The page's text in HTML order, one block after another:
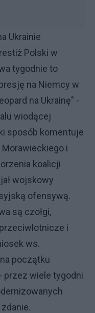
Ukrainie
Polski w
tygodnie to
na Niemcy w
na Ukrainę" -
wiodącej
sposób komentuje
i
koalicji
wojskowy
ofensywą.
są czołgi,
i
ws.
początku
przez wiele tygodni